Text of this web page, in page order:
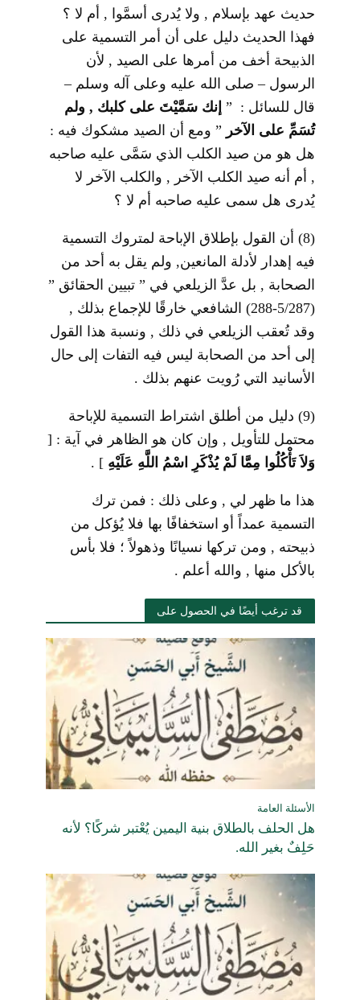
حديث عهد بإسلام , ولا يُدرى أسمَّوا , أم لا ؟
فهذا الحديث دليل على أن أمر التسمية على
الذبيحة أخف من أمرها على الصيد , لأن
الرسول – صلى الله عليه وعلى آله وسلم –
قال للسائل : ” إنك سَمَّيْتَ على كلبك , ولم
تُسَمِّ على الآخر ” ومع أن الصيد مشكوك فيه :
هل هو من صيد الكلب الذي سَمَّى عليه صاحبه
, أم أنه صيد الكلب الآخر , والكلب الآخر لا
يُدرى هل سمى عليه صاحبه أم لا ؟
(8) أن القول بإطلاق الإباحة لمتروك التسمية
فيه إهدار لأدلة المانعين, ولم يقل به أحد من
الصحابة , بل عدَّ الزيلعي في ” تبيين الحقائق ”
(5/287-288) الشافعي خارقًا للإجماع بذلك ,
وقد تُعقب الزيلعي في ذلك , ونسبة هذا القول
إلى أحد من الصحابة ليس فيه التفات إلى حال
الأسانيد التي رُويت عنهم بذلك .
(9) دليل من أطلق اشتراط التسمية للإباحة
محتمل للتأويل , وإن كان هو الظاهر في آية : ]
وَلاَ تَأْكُلُوا مِمَّا لَمْ يُذْكَرِ اسْمُ اللَّهِ عَلَيْهِ [
.
هذا ما ظهر لي , وعلى ذلك : فمن ترك
التسمية عمداً أو استخفافًا بها فلا يُؤكل من
ذبيحته , ومن تركها نسيانًا وذهولاً ؛ فلا بأس
بالأكل منها , والله أعلم .
قد ترغب أيضًا في الحصول على
الأسئلة العامة
هل الحلف بالطلاق بنية اليمين يُعْتبر شركًا؟ لأنه
حَلِفٌ بغير الله.